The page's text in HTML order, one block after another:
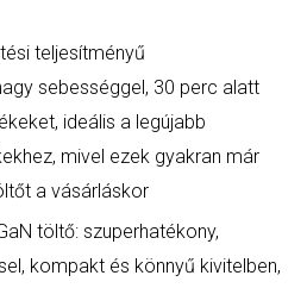
teljesítményű
sebességgel, 30 perc alatt
ideális a legújabb
mivel ezek gyakran már
a vásárláskor
töltő: szuperhatékony,
kompakt és könnyű kivitelben,